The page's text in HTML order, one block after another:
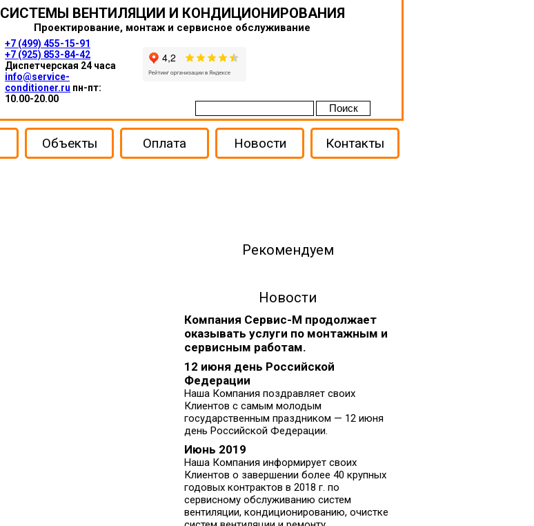
СИСТЕМЫ ВЕНТИЛЯЦИИ И КОНДИЦИОНИРОВАНИЯ
Проектирование, монтаж и сервисное обслуживание
+7 (499) 455-15-91
+7 (925) 853-84-42
Диспетчерская 24 часа
info@service-
conditioner.ru пн-пт:
10.00-20.00
Объекты Оплата Новости Контакты
Рекомендуем
Новости
Компания Сервис-М продолжает
оказывать услуги по монтажным и
сервисным работам.
12 июня день Российской
Федерации
Наша Компания поздравляет своих
Клиентов с самым молодым
государственным праздником — 12 июня
день Российской Федерации.
Июнь 2019
Наша Компания информирует своих
Клиентов о завершении более 40 крупных
годовых контрактов в 2018 г. по
сервисному обслуживанию систем
вентиляции, кондиционированию, очистке